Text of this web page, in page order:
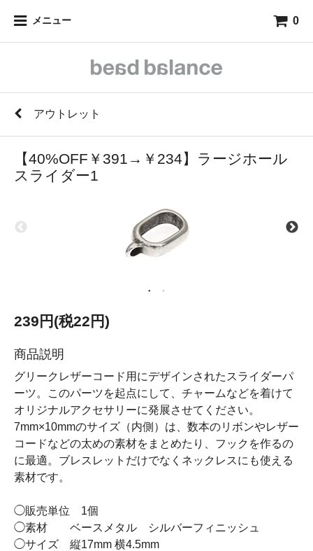
メニュー 0
アウトレット
【40%OFF￥391→￥234】ラージホール
スライダー1
239円(税22円)
商品説明
グリークレザーコード用にデザインされたスライダーパ
ーツ。このパーツを起点にして、チャームなどを着けて
オリジナルアクセサリーに発展させてください。
7mm×10mmのサイズ（内側）は、数本のリボンやレザー
コードなどの太めの素材をまとめたり、フックを作るの
に最適。ブレスレットだけでなくネックレスにも使える
素材です。
◯販売単位 1個
◯素材 ベースメタル シルバーフィニッシュ
◯サイズ 縦17mm 横4.5mm